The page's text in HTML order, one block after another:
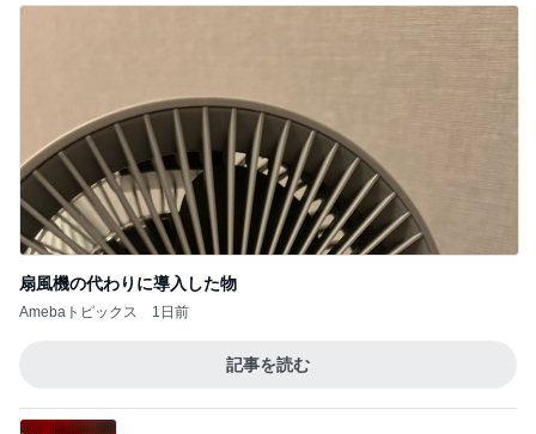
扇風機の代わりに導入した物
Amebaトピックス 1日前
記事を読む